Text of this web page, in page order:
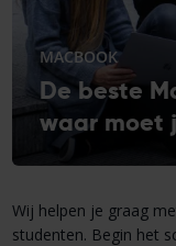
MACBOOK
De beste
waar moet
Wij helpen je graag
studenten. Begin het